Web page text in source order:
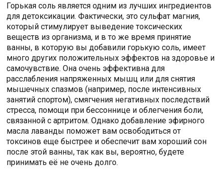
Горькая соль является одним из лучших ингредиентов
для детоксикации. Фактически, это сульфат магния,
который стимулирует выведение токсических
веществ из организма, и в то же время принятие
ванны, в которую вы добавили горькую соль, имеет
много других положительных эффектов на здоровье и
самочувствие. Она очень эффективна для
расслабления напряженных мышц или для снятия
мышечных спазмов (например, после интенсивных
занятий спортом), смягчения негативных последствий
стресса, помощи при бессоннице и облегчения боли,
связанной с артритом. Однако добавление эфирного
масла лаванды поможет вам освободиться от
токсинов еще быстрее и обеспечит вам хороший сон
после этой ванны, так как вы, вероятно, будете
принимать её не очень долго.